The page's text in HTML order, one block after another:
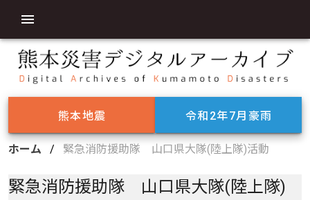
熊本地震 令和2年7月豪雨
ホーム / 緊急消防援助隊 山口県大隊(陸上隊)活動
緊急消防援助隊 山口県大隊(陸上隊)